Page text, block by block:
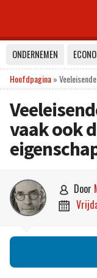
ONDERNEMEN
Hoofdpagina»
vaak ook
 door
